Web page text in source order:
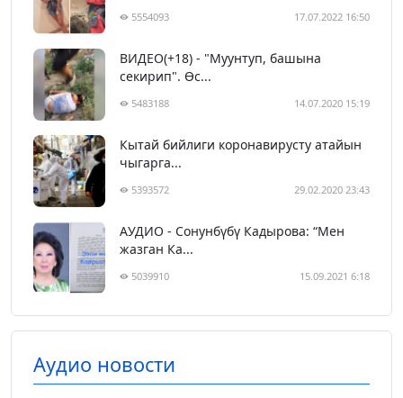
5554093 17.07.2022 16:50
ВИДЕО(+18) - "Муунтуп, башына
секирип". Өс...
5483188 14.07.2020 15:19
Кытай бийлиги коронавирусту атайын
чыгарга...
5393572 29.02.2020 23:43
АУДИО - Сонунбүбү Кадырова: “Мен
жазган Ка...
5039910 15.09.2021 6:18
Аудио новости